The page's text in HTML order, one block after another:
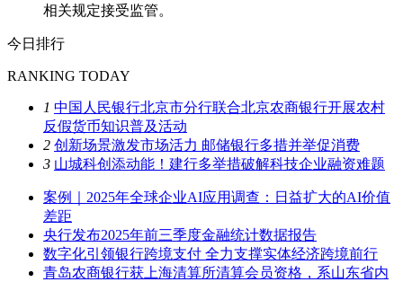
相关规定接受监管。
今日排行
RANKING TODAY
1 中国人民银行北京市分行联合北京农商银行开展农村
反假货币知识普及活动
2 创新场景激发市场活力 邮储银行多措并举促消费
3 山城科创添动能！建行多举措破解科技企业融资难题
案例｜2025年全球企业AI应用调查：日益扩大的AI价值
差距
央行发布2025年前三季度金融统计数据报告
数字化引领银行跨境支付 全力支撑实体经济跨境前行
青岛农商银行获上海清算所清算会员资格，系山东省内